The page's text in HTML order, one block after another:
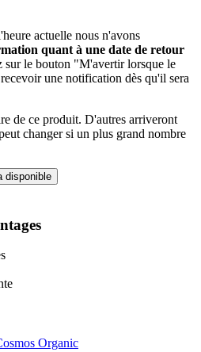
actuelle nous n'avons
quant à une date de retour
sur le bouton "M'avertir lorsque le
une notification dès qu'il sera
de ce produit. D'autres arriveront
changer si un plus grand nombre
disponible
Organic